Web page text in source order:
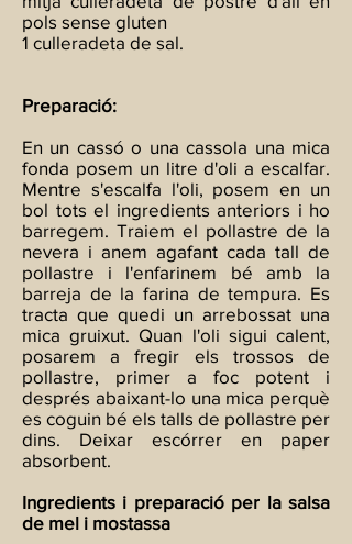
pols sense gluten
1 culleradeta de sal.
Preparació:
En un cassó o una cassola una mica
fonda posem un litre d'oli a escalfar.
Mentre s'escalfa l'oli, posem en un
bol tots el ingredients anteriors i ho
barregem. Traiem el pollastre de la
nevera i anem agafant cada tall de
pollastre i l'enfarinem bé amb la
barreja de la farina de tempura. Es
tracta que quedi un arrebossat una
mica gruixut. Quan l'oli sigui calent,
posarem a fregir els trossos de
pollastre, primer a foc potent i
després abaixant-lo una mica perquè
es coguin bé els talls de pollastre per
dins. Deixar escórrer en paper
absorbent.
Ingredients i preparació per la salsa
de mel i mostassa